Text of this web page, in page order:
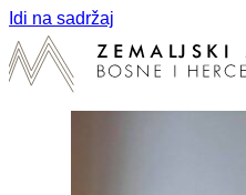
Idi na sadržaj